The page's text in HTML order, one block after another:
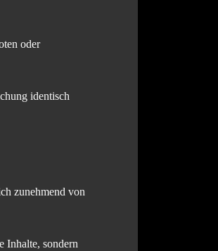
oder
identisch
zunehmend von
Inhalte, sondern